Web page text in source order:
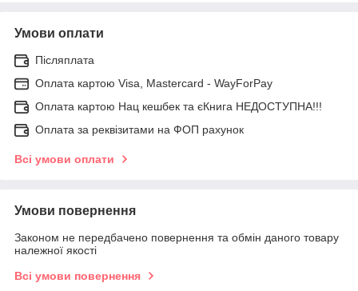
Умови оплати
Післяплата
Оплата картою Visa, Mastercard - WayForPay
Оплата картою Нац кешбек та єКнига НЕДОСТУПНА!!!
Оплата за реквізитами на ФОП рахунок
Всі умови оплати
Умови повернення
Законом не передбачено повернення та обмін даного товару
належної якості
Всі умови повернення